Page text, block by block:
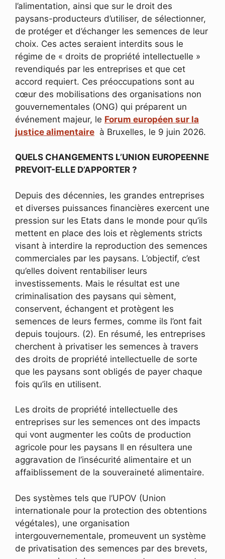
l’alimentation, ainsi que sur le droit des
paysans-producteurs d’utiliser, de sélectionner,
de protéger et d’échanger les semences de leur
choix. Ces actes seraient interdits sous le
régime de « droits de propriété intellectuelle »
revendiqués par les entreprises et que cet
accord requiert. Ces préoccupations sont au
cœur des mobilisations des organisations non
gouvernementales (ONG) qui préparent un
événement majeur, le Forum européen sur la
justice alimentaire à Bruxelles, le 9 juin 2026.
QUELS CHANGEMENTS L’UNION EUROPEENNE
PREVOIT-ELLE D’APPORTER ?
Depuis des décennies, les grandes entreprises
et diverses puissances financières exercent une
pression sur les Etats dans le monde pour qu’ils
mettent en place des lois et règlements stricts
visant à interdire la reproduction des semences
commerciales par les paysans. L’objectif, c’est
qu’elles doivent rentabiliser leurs
investissements. Mais le résultat est une
criminalisation des paysans qui sèment,
conservent, échangent et protègent les
semences de leurs fermes, comme ils l’ont fait
depuis toujours. (2). En résumé, les entreprises
cherchent à privatiser les semences à travers
des droits de propriété intellectuelle de sorte
que les paysans sont obligés de payer chaque
fois qu’ils en utilisent.
Les droits de propriété intellectuelle des
entreprises sur les semences ont des impacts
qui vont augmenter les coûts de production
agricole pour les paysans Il en résultera une
aggravation de l’insécurité alimentaire et un
affaiblissement de la souveraineté alimentaire.
Des systèmes tels que l’UPOV (Union
internationale pour la protection des obtentions
végétales), une organisation
intergouvernementale, promeuvent un système
de privatisation des semences par des brevets,